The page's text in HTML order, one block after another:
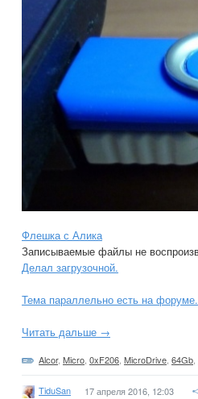
Флешка с Алика
Записываемые файлы не
Делал загрузочной.
Тема параллельно есть на форуме.
Читать дальше →
Alcor, Micro 0xF206 MicroDrive 64Gb
TiduSan 17 апреля 2016, 12:03